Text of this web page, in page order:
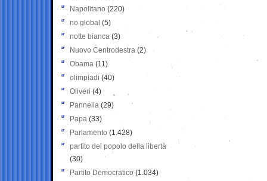
Napolitano (220)
no global (5)
notte bianca (3)
Nuovo Centrodestra (2)
Obama (11)
olimpiadi (40)
Oliveri (4)
Pannella (29)
Papa (33)
Parlamento (1.428)
partito del popolo della libertà
(30)
Partito Democratico (1.034)